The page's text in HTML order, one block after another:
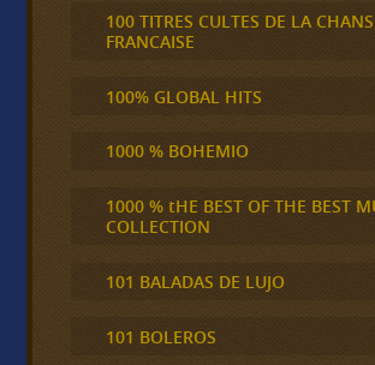
100 TITRES CULTES DE LA
FRANCAISE
100% GLOBAL HITS
1000 % BOHEMIO
1000 % tHE BEST OF THE BEST
COLLECTION
101 BALADAS DE LUJO
101 BOLEROS